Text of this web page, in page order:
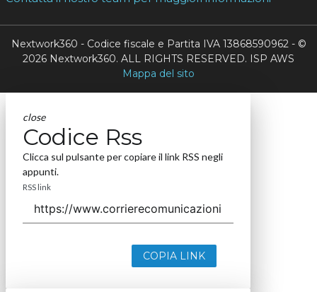
Nextwork360 - Codice fiscale e Partita IVA 13868590962 - ©
2026 Nextwork360. ALL RIGHTS RESERVED. ISP AWS
Mappa del sito
close
Codice Rss
Clicca sul pulsante per copiare il link RSS negli
appunti.
RSS link
COPIA LINK